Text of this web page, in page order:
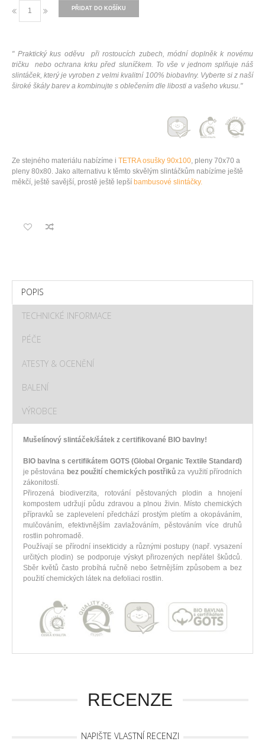
PŘIDAT DO KOŠÍKU
" Praktický kus oděvu při rostoucích zubech, módní doplněk k novému
tričku nebo ochrana krku před sluníčkem. To vše v jednom splňuje náš
slintáček, který je vyroben z velmi kvalitní 100% biobavlny. Vyberte si z naší
široké škály barev a kombinujte s oblečením dle libosti a vašeho vkusu."
Ze stejného materiálu nabízíme i TETRA osušky 90x100, pleny 70x70 a
pleny 80x80. Jako alternativu k těmto skvělým slintáčkům nabízíme ještě
měkčí, ještě savější, prostě ještě lepší bambusové slintáčky.
POPIS
TECHNICKÉ INFORMACE
PÉČE
ATESTY & OCENĚNÍ
BALENÍ
VÝROBCE
Mušelínový slintáček/šátek z certifikované BIO bavlny!
BIO bavlna s certifikátem GOTS (Global Organic Textile Standard)
je pěstována bez použití chemických postřikůza využití přírodních
zákonitostí.
Přirozená biodiverzita, rotování pěstovaných plodin a hnojení
kompostem udržují půdu zdravou a plnou živin. Místo chemických
přípravků se zaplevelení předchází prostým pletím a okopáváním,
mulčováním, efektivnějším zavlažováním, pěstováním více druhů
rostlin pohromadě.
Používají se přírodní insekticidy a různými postupy (např. vysazení
určitých plodin) se podporuje výskyt přirozených nepřátel škůdců.
Sběr květů často probíhá ručně nebo šetrnějším způsobem a bez
použití chemických látek na defoliaci rostlin.
RECENZE
NAPIŠTE VLASTNÍ RECENZI